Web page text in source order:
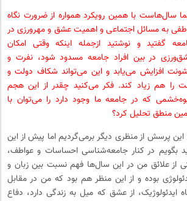
سال‌هاست با همین رویکرد همواره از ضرورت نگاه
به مسائل اجتماعی و اهمیت عشق و مهرورزی در
گفتید و نوشتید ازجمله اینکه وقتی امکان
در بین افراد جامعه مسدود شود، نفرت و
افزایش می‌یابد و این می‌تواند شکاف دولت و
را هم زیاد کند. فکر می‌کنید چقدر از این هجم
که در جامعه ما وجود دارد را می‌توان با
منطق تحلیل کرد؟
این پرسش از منظری دیگر برمی‌گردیم اما پیش از این
بگویم در کنار جامعه‌شناسی احساسات و عواطف،
از علائق من در این سال‌ها فهم نسبت بین زبان و
بوده و از این منظر هم بود که من در مقابل
ایدئولوژیک، از عشق که میل به زندگی دارد، دفاع